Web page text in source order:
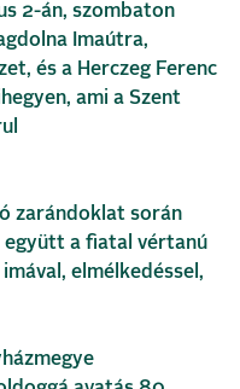
2-án, szombaton
Imaútra,
és a Herczeg Ferenc
ami a Szent
zarándoklat során
együtt a fiatal vértanú
elmélkedéssel,